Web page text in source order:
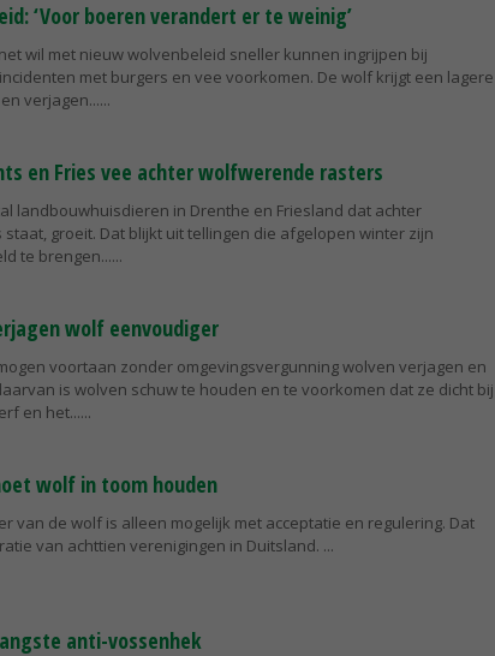
‘Voor boeren verandert er te weinig’
wil met nieuw wolvenbeleid sneller kunnen ingrijpen bij
met burgers en vee voorkomen. De wolf krijgt een lagere
verjagen...
en Fries vee achter wolfwerende rasters
landbouwhuisdieren in Drenthe en Friesland dat achter
groeit. Dat blijkt uit tellingen die afgelopen winter zijn
te brengen...
wolf eenvoudiger
voortaan zonder omgevingsvergunning wolven verjagen en
is wolven schuw te houden en te voorkomen dat ze dicht bij
en het...
wolf in toom houden
van de wolf is alleen mogelijk met acceptatie en regulering. Dat
van achttien verenigingen in Duitsland.
anti-vossenhek